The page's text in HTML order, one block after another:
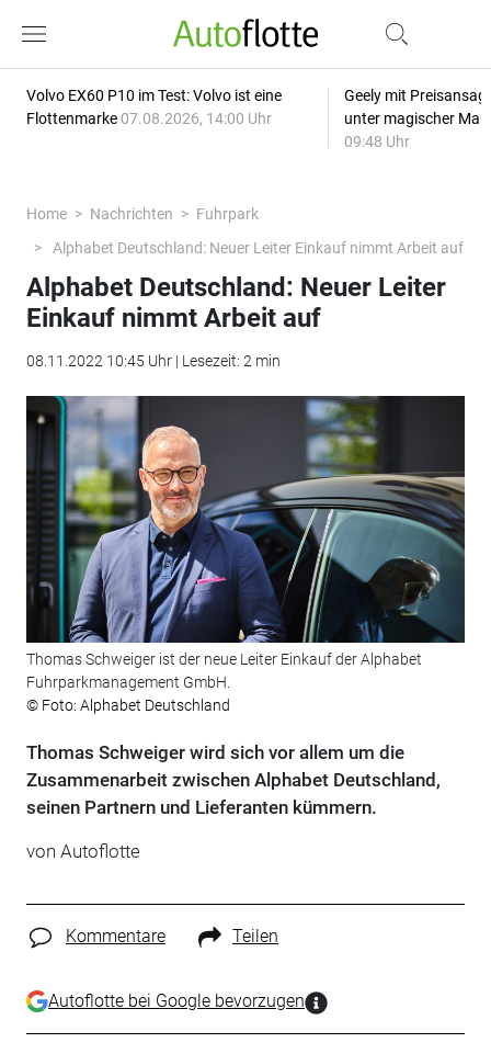
Volvo EX60 P10 im Test: Volvo ist eine
Flottenmarke 07.08.2026, 14:00 Uhr
Geely mit
unter magischer
09:48 Uhr
Home Nachrichten
Fuhrpark
Alphabet Deutschland: Neuer Leiter Einkauf nimmt Arbeit auf
Alphabet Deutschland: Neuer Leiter
Einkauf nimmt Arbeit auf
08.11.2022 10:45 Uhr | Lesezeit: 2 min
Thomas Schweiger ist der neue Leiter Einkauf der Alphabet
Fuhrparkmanagement GmbH.
© Foto: Alphabet Deutschland
Thomas Schweiger wird sich vor allem um die
Zusammenarbeit zwischen Alphabet Deutschland,
seinen Partnern und Lieferanten kümmern.
von Autoflotte
Kommentare Teilen
Autoflotte bei Google bevorzugen